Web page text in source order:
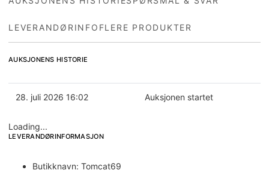
LEVERANDØRINFO FLERE PRODUKTER
AUKSJONENS HISTORIE
28. juli 2026 16:02 Auksjonen startet
Loading...
LEVERANDØRINFORMASJON
Butikknavn: Tomcat69